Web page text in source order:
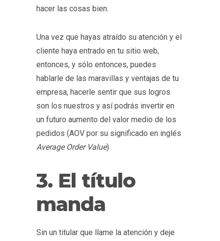
hacer las cosas bien.
Una vez que hayas atraído su atención y el
cliente haya entrado en tu sitio web,
entonces, y sólo entonces, puedes
hablarle de las maravillas y ventajas de tu
empresa, hacerle sentir que sus logros
son los nuestros y así podrás invertir en
un futuro aumento del valor medio de los
pedidos (AOV por su significado en inglés
Average Order Value)
3. El título
manda
Sin un titular que llame la atención y deje